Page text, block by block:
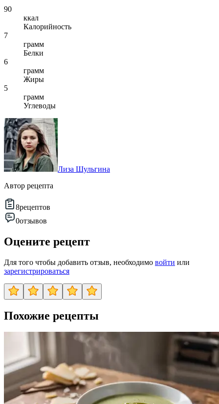
90
ккал
Калорийность
7
грамм
Белки
6
грамм
Жиры
5
грамм
Углеводы
Лиза Шульгина
Автор рецепта
8рецептов
0отзывов
Оцените рецепт
Для того чтобы добавить отзыв, необходимо войти или
зарегистрироваться
Похожие рецепты